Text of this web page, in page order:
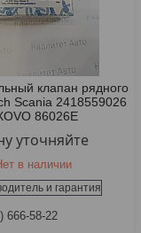
клапан рядного
Scania 2418559026
86026E
уточняйте
в наличии
и гарантия
666-58-22